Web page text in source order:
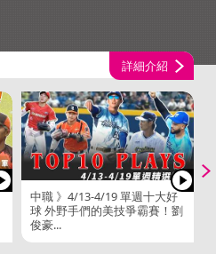
詳細介紹
中職 》4/13-4/19 單週十大好
球 外野手們的美技爭霸賽！劉
俊豪...